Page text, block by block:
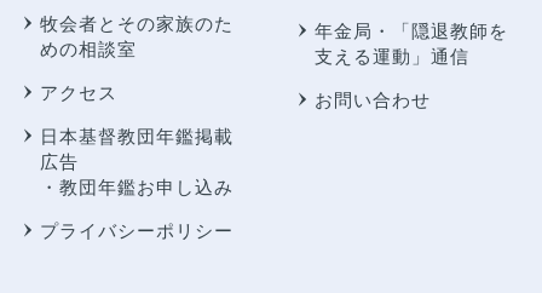
牧会者とその家族のた
めの相談室
アクセス
日本基督教団年鑑掲載
広告
・教団年鑑お申し込み
プライバシーポリシー
年金局・
「隠退教師を
支える運動」通信
お問い合わせ